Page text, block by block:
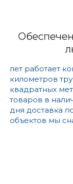
лет работает
километров
квадратных
товаров в
дня доставка
объектов мы